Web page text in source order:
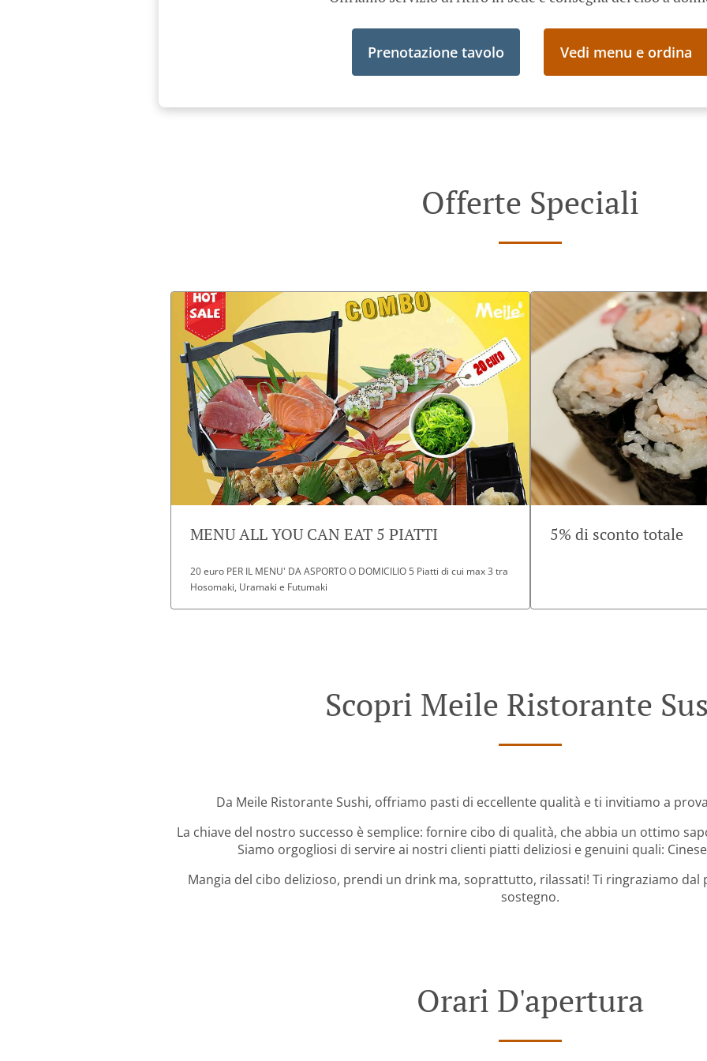
Prenotazione tavolo Vedi menu e ordina
Offerte Speciali
MENU ALL YOU CAN EAT 5 PIATTI
20 euro PER IL MENU' DA ASPORTO O DOMICILIO 5 Piatti di cui max 3 tra
Hosomaki, Uramaki e Futumaki
5% di sconto totale
Scopri Meile Ristorante
Da Meile Ristorante Sushi, offriamo pasti di eccellente qualità e ti invitiamo a
La chiave del nostro successo è semplice: fornire cibo di qualità, che abbia un ottimo
Siamo orgogliosi di servire ai nostri clienti piatti deliziosi e genuini quali:
Mangia del cibo delizioso, prendi un drink ma, soprattutto, rilassati! Ti ringraziamo
sostegno.
Orari D'apertura